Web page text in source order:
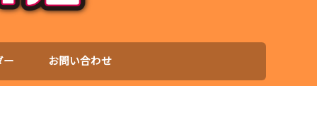
ー お問い合わせ